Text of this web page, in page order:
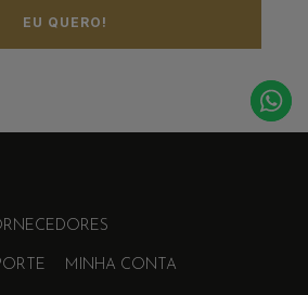
EU QUERO!
MINHA CONTA